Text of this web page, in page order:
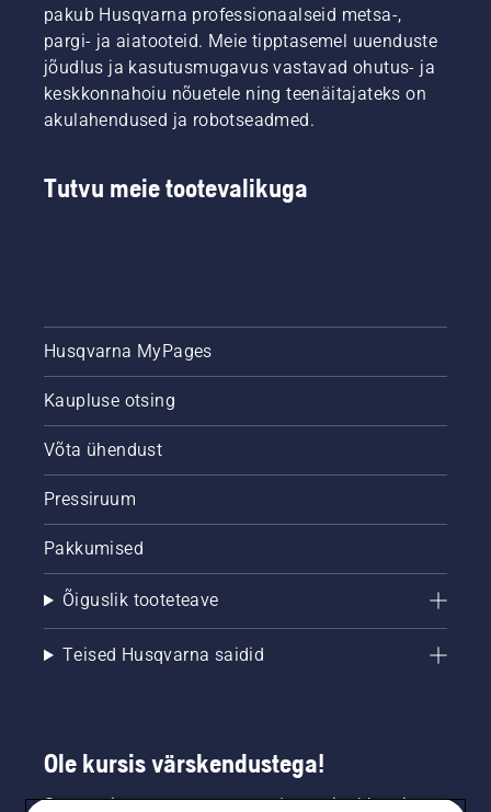
pakub Husqvarna professionaalseid metsa-,
pargi- ja aiatooteid. Meie tipptasemel uuenduste
jõudlus ja kasutusmugavus vastavad ohutus- ja
keskkonnahoiu nõuetele ning teenäitajateks on
akulahendused ja robotseadmed.
Tutvu meie tootevalikuga
Husqvarna MyPages
Kaupluse otsing
Võta ühendust
Pressiruum
Pakkumised
Õiguslik tooteteave
Teised Husqvarna saidid
Ole kursis värskendustega!
Saa uusimat teavet uute toodete, eripakkumiste